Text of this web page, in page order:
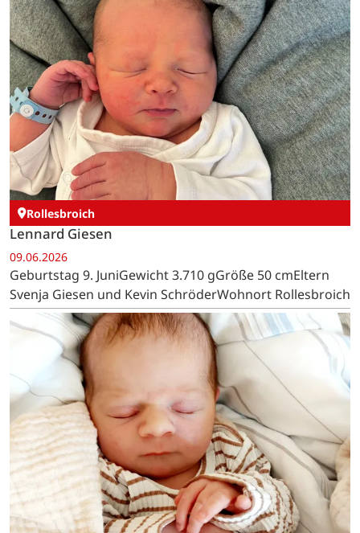
Rollesbroich
Lennard Giesen
09.06.2026
Geburtstag 9. JuniGewicht 3.710 gGröße 50 cmEltern
Svenja Giesen und Kevin SchröderWohnort Rollesbroich